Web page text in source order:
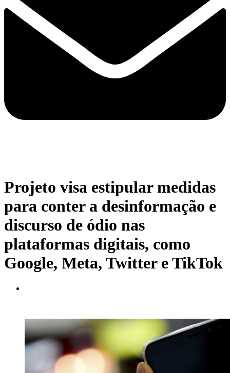
Projeto visa estipular medidas
para conter a desinformação e
discurso de ódio nas
plataformas digitais, como
Google, Meta, Twitter e TikTok